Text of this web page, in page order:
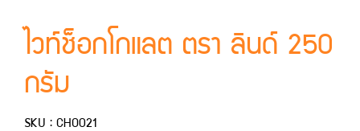
ไวท์ช็อกโกแลต ตรา ลินด์ 250
กรัม
SKU : CHO021